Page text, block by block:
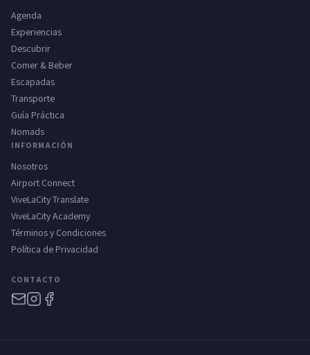
Agenda
Experiencias
Descubrir
Comer & Beber
Escapadas
Transporte
Guía Práctica
Nomads
INFORMACIÓN
Nosotros
Airport Connect
ViveLaCity Translate
ViveLaCity Academy
Términos y Condiciones
Política de Privacidad
CONTACTO